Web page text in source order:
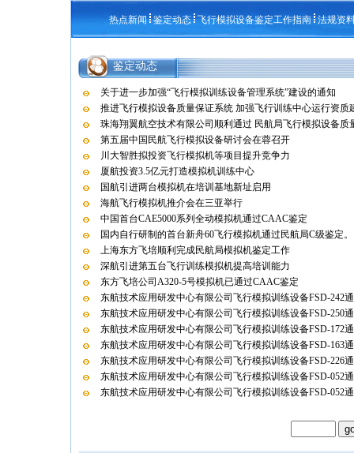
热点新闻 鉴定动态 飞行模拟设备鉴定工作指南 法规资
鉴定动态
关于进一步加强“飞行模拟训练设备管理系统”建设的通知
推进飞行模拟设备质量保证系统 加强飞行训练中心运行资质
珠海翔翼航空技术有限公司顺利通过 民航局飞行模拟设备质
第五届中国民航飞行模拟设备研讨会在蓉召开
川大智胜拟投资飞行模拟机等项目提升竞争力
厦航投资3.5亿元打造模拟机训练中心
国航引进两台模拟机在培训基地新址启用
海航飞行模拟机推介会在三亚举行
中国首台CAE5000系列全动模拟机通过CAAC鉴定
国内自行研制的首台新舟60飞行模拟机通过民航局C级鉴定。
上海东方飞培顺利完成民航局模拟机鉴定工作
深航引进第五台飞行训练模拟机提高培训能力
东方飞培公司A320-5号模拟机已通过CAAC鉴定
东航技术应用研发中心有限公司飞行模拟训练设备FSD-242
东航技术应用研发中心有限公司飞行模拟训练设备FSD-250
东航技术应用研发中心有限公司飞行模拟训练设备FSD-172
东航技术应用研发中心有限公司飞行模拟训练设备FSD-163
东航技术应用研发中心有限公司飞行模拟训练设备FSD-226
东航技术应用研发中心有限公司飞行模拟训练设备FSD-052
东航技术应用研发中心有限公司飞行模拟训练设备FSD-052